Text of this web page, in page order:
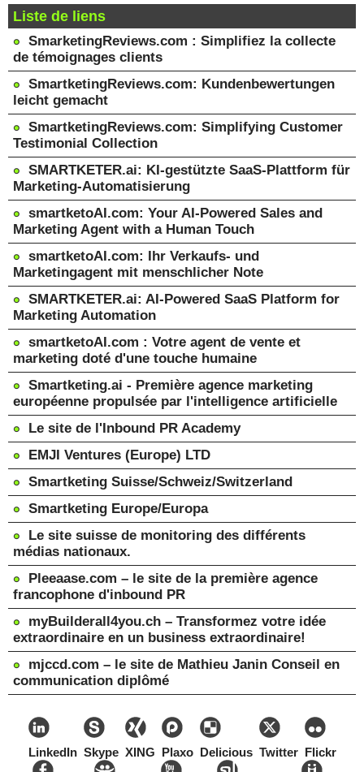
Liste de liens
SmarketingReviews.com : Simplifiez la collecte
de témoignages clients
SmartketingReviews.com: Kundenbewertungen
leicht gemacht
SmartketingReviews.com: Simplifying Customer
Testimonial Collection
SMARTKETER.ai: KI-gestützte SaaS-Plattform für
Marketing-Automatisierung
smartketoAI.com: Your AI-Powered Sales and
Marketing Agent with a Human Touch
smartketoAI.com: Ihr Verkaufs- und
Marketingagent mit menschlicher Note
SMARTKETER.ai: AI-Powered SaaS Platform for
Marketing Automation
smartketoAI.com : Votre agent de vente et
marketing doté d'une touche humaine
Smartketing.ai - Première agence marketing
européenne propulsée par l'intelligence artificielle
Le site de l'Inbound PR Academy
EMJI Ventures (Europe) LTD
Smartketing Suisse/Schweiz/Switzerland
Smartketing Europe/Europa
Le site suisse de monitoring des différents
médias nationaux.
Pleeaase.com – le site de la première agence
francophone d'inbound PR
myBuilderall4you.ch – Transformez votre idée
extraordinaire en un business extraordinaire!
mjccd.com – le site de Mathieu Janin Conseil en
communication diplômé
LinkedIn Skype XING Plaxo Delicious Twitter Flickr